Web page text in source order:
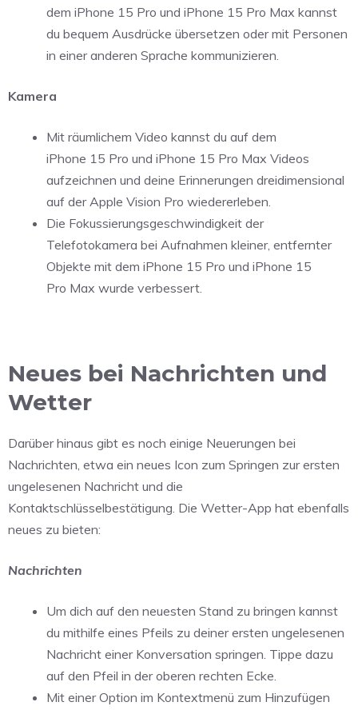
dem iPhone 15 Pro und iPhone 15 Pro Max kannst
du bequem Ausdrücke übersetzen oder mit Personen
in einer anderen Sprache kommunizieren.
Kamera
Mit räumlichem Video kannst du auf dem
iPhone 15 Pro und iPhone 15 Pro Max Videos
aufzeichnen und deine Erinnerungen dreidimensional
auf der Apple Vision Pro wiedererleben.
Die Fokussierungsgeschwindigkeit der
Telefotokamera bei Aufnahmen kleiner, entfernter
Objekte mit dem iPhone 15 Pro und iPhone 15
Pro Max wurde verbessert.
Neues bei Nachrichten und
Wetter
Darüber hinaus gibt es noch einige Neuerungen bei
Nachrichten, etwa ein neues Icon zum Springen zur ersten
ungelesenen Nachricht und die
Kontaktschlüsselbestätigung. Die Wetter-App hat ebenfalls
neues zu bieten:
Nachrichten
Um dich auf den neuesten Stand zu bringen kannst
du mithilfe eines Pfeils zu deiner ersten ungelesenen
Nachricht einer Konversation springen. Tippe dazu
auf den Pfeil in der oberen rechten Ecke.
Mit einer Option im Kontextmenü zum Hinzufügen